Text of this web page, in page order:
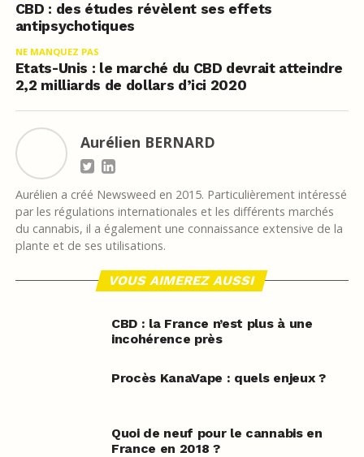
CBD : des études révèlent ses effets
antipsychotiques
NE MANQUEZ PAS
Etats-Unis : le marché du CBD devrait atteindre
2,2 milliards de dollars d’ici 2020
Aurélien BERNARD
Aurélien a créé Newsweed en 2015. Particulièrement intéressé
par les régulations internationales et les différents marchés
du cannabis, il a également une connaissance extensive de la
plante et de ses utilisations.
VOUS AIMEREZ AUSSI
CBD : la France n’est plus à une
incohérence près
Procès KanaVape : quels enjeux ?
Quoi de neuf pour le cannabis en
France en 2018 ?